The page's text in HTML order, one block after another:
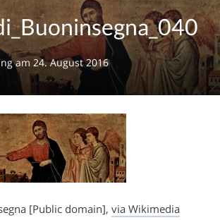
Zeitgenossenschaft
am 24. August 2016
[Public domain], via Wikimedia